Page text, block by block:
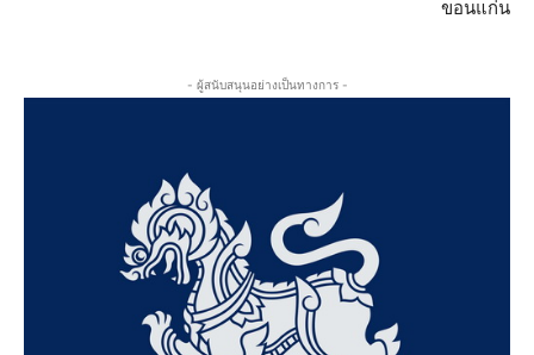
ขอนแก่น
- ผู้สนับสนุนอย่างเป็นทางการ -